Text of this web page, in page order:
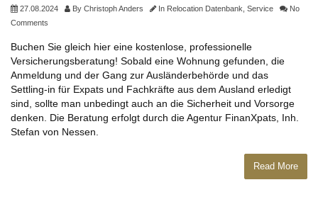
27.08.2024 By Christoph Anders In Relocation Datenbank Service
No
Comments
Buchen Sie gleich hier eine kostenlose, professionelle
Versicherungsberatung! Sobald eine Wohnung gefunden, die
Anmeldung und der Gang zur Ausländerbehörde und das
Settling-in für Expats und Fachkräfte aus dem Ausland erledigt
sind, sollte man unbedingt auch an die Sicherheit und Vorsorge
denken. Die Beratung erfolgt durch die Agentur FinanXpats, Inh.
Stefan von Nessen.
Read More